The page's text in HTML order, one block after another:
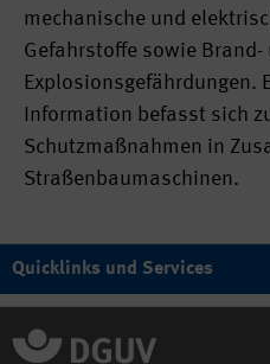
mechanische und
Gefahrstoffe sowie Brand-
Explosionsgefährdungen.
Information befasst sich
Schutzmaßnahmen in
Straßenbaumaschinen.
Quicklinks und Services